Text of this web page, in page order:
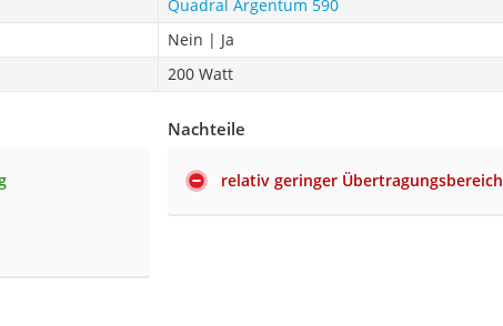
Quadral Argentum 590
Nein | Ja
200 Watt
Nachteile
relativ geringer Übertragungsbereich